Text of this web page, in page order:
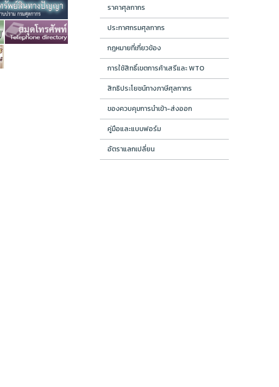
ราคาศุลกากร
ประกาศกรมศุลกากร
กฎหมายที่เกี่ยวข้อง
การใช้สิทธิ์เขตการค้าเสรีและ WTO
สิทธิประโยชน์ทางภาษีศุลกากร
ของควบคุมการนำเข้า-ส่งออก
คู่มือและแบบฟอร์ม
อัตราแลกเปลี่ยน